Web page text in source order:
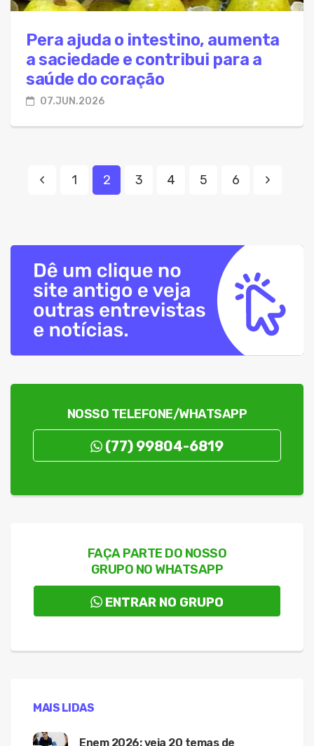
Pera ajuda o intestino, aumenta
a saciedade e contribui para a
saúde do coração
07.JUN.2026
1 2 3 4 5 6
NOSSO TELEFONE/WHATSAPP
(77) 99804-6819
FAÇA PARTE DO NOSSO
GRUPO NO WHATSAPP
ENTRAR NO GRUPO
MAIS LIDAS
Enem 2026: veja 20 temas de